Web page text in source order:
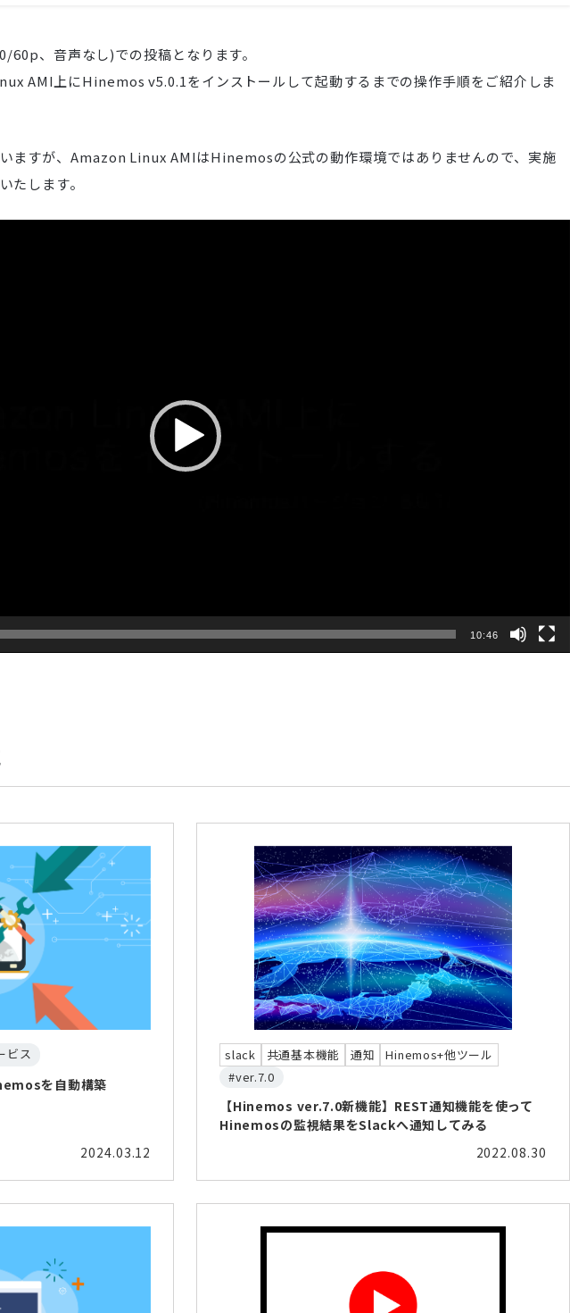
60p、音声なし)での投稿となります。
AMI上にHinemos v5.0.1をインストールして起動するまでの操作手順をご紹介しま
ますが、Amazon Linux AMIはHinemosの公式の動作環境ではありませんので、実施
たします。
10:46
ビス
を自動構築
2024.03.12
slack 共通基本機能 通知
Hinemos+他ツール
#ver.7.0
【Hinemos ver.7.0新機能】REST通知機能を使って
Hinemosの監視結果をSlackへ通知してみる
2022.08.30